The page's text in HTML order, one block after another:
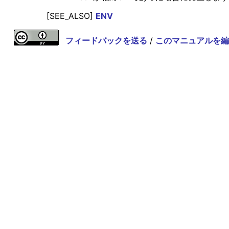
[SEE_ALSO] ENV
フィードバックを送る / このマニュアルを